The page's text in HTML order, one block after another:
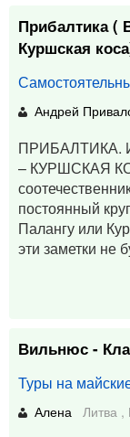
Прибалтика (
Куршская
Андрей
ПРИБАЛТИКА.
– КУРШСКАЯ
постоянный
Палангу или
эти заметки не
Вильнюс -
Туры на
Алена Литва ,